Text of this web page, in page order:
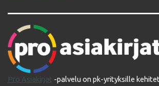
Pro Asiakirjat -palvelu on pk-yrityksille